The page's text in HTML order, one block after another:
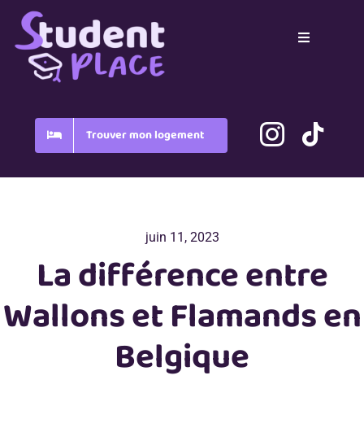
Passer
contenu
Toggle
Home
Trouver mon logement
juin 11, 2023
La différence entre
Wallons et Flamands en
Belgique